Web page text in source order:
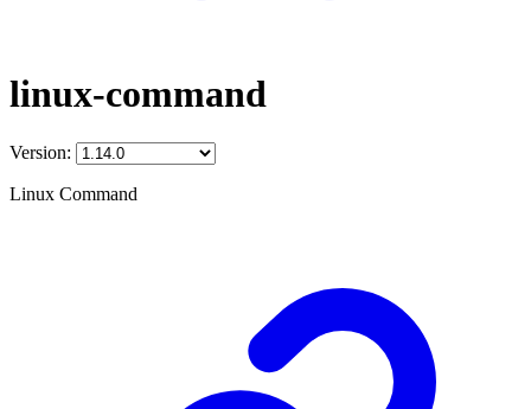
linux-command
Version:
Linux Command